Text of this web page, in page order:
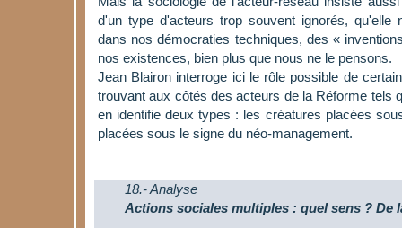
d'un type d'acteurs trop souvent ignorés,
dans nos démocraties techniques, des «
nos existences, bien plus que nous ne le pensons.
Jean Blairon interroge ici le rôle possible de
trouvant aux côtés des acteurs de la Réforme tels
en identifie deux types : les créatures placées
placées sous le signe du néo-management.
18.- Analyse
Actions sociales multiples : quel sens ? De